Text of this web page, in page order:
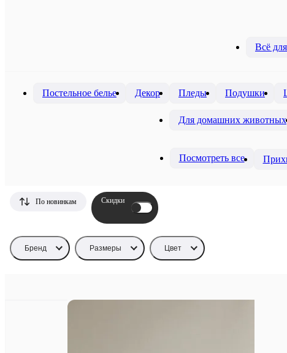
Всё
Постельное белье Декор Пледы Подушки
Для домашних животных
Посмотреть все
Бренд Размеры Цвет
По новинкам Скидки